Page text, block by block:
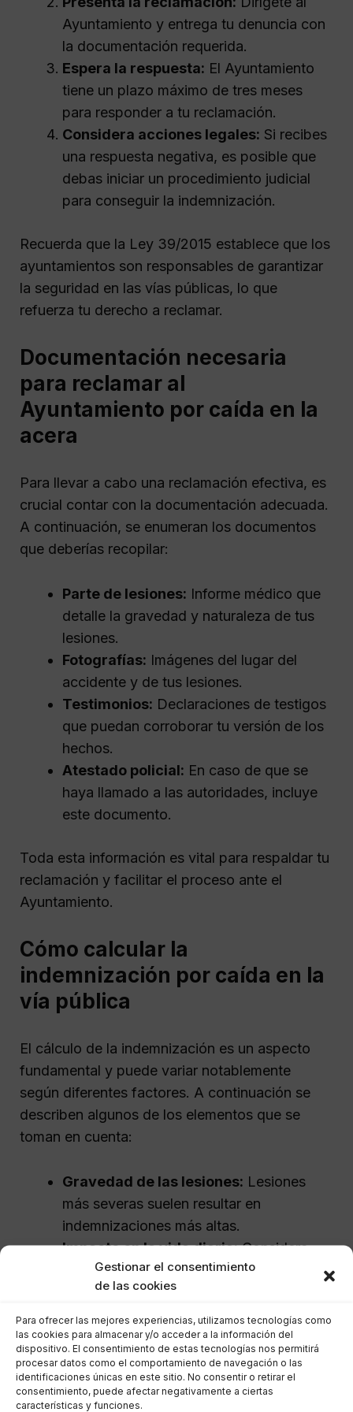
Gestionar el consentimiento
de las cookies
Para ofrecer las mejores experiencias, utilizamos tecnologías como
las cookies para almacenar y/o acceder a la información del
dispositivo. El consentimiento de estas tecnologías nos permitirá
procesar datos como el comportamiento de navegación o las
identificaciones únicas en este sitio. No consentir o retirar el
consentimiento, puede afectar negativamente a ciertas
características y funciones.
Ayuntamiento y entrega tu denuncia con
la documentación requerida.
Espera la respuesta: El Ayuntamiento
tiene un plazo máximo de tres meses
para responder a tu reclamación.
Considera acciones legales: Si recibes
una respuesta negativa, es posible que
debas iniciar un procedimiento judicial
para conseguir la indemnización.
Recuerda que la Ley 39/2015 establece que los
ayuntamientos son responsables de garantizar
la seguridad en las vías públicas, lo que
refuerza tu derecho a reclamar.
Documentación necesaria
para reclamar al
Ayuntamiento por caída en la
acera
Para llevar a cabo una reclamación efectiva, es
crucial contar con la documentación adecuada.
A continuación, se enumeran los documentos
que deberías recopilar:
Parte de lesiones: Informe médico que
detalle la gravedad y naturaleza de tus
lesiones.
Fotografías: Imágenes del lugar del
accidente y de tus lesiones.
Testimonios: Declaraciones de testigos
que puedan corroborar tu versión de los
hechos.
Atestado policial: En caso de que se
haya llamado a las autoridades, incluye
este documento.
Toda esta información es vital para respaldar tu
reclamación y facilitar el proceso ante el
Ayuntamiento.
Cómo calcular la
indemnización por caída en la
vía pública
El cálculo de la indemnización es un aspecto
fundamental y puede variar notablemente
según diferentes factores. A continuación se
describen algunos de los elementos que se
toman en cuenta:
Gravedad de las lesiones: Lesiones
más severas suelen resultar en
indemnizaciones más altas.
Impacto en la vida diaria:Considera
cómo las lesiones han afectado tu
capacidad de trabajar y realizar
actividades cotidianas.
Gastos médicos:Incluye todos los
gastos relacionados con tratamientos
médicos y rehabilitación.